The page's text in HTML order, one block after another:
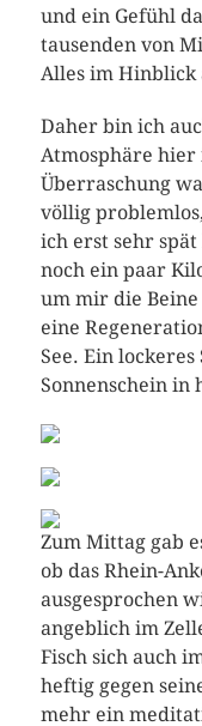
und ein Gefühl
tausenden von
Alles im Hinblick
Daher bin ich
Atmosphäre hier
Überraschung
völlig
ich erst sehr
noch ein paar
um mir die
eine
See. Ein
Sonnenschein in
Zum Mittag gab
ob das Rhein-
ausgesprochen
angeblich im
Fisch sich auch
heftig gegen
mehr ein